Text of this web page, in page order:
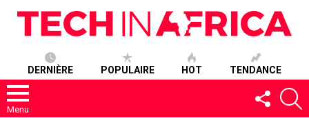
DERNIÈRE POPULAIRE HOT TENDANCE
Menu
SUIVEZ-
NOUS